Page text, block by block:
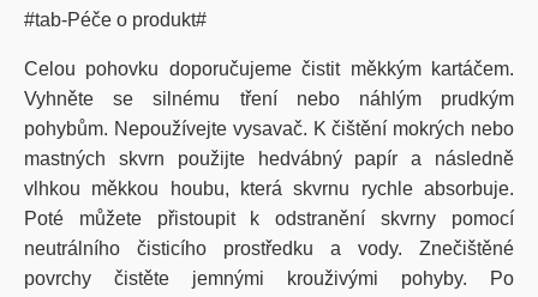
#tab-Péče o produkt#
Celou pohovku doporučujeme čistit měkkým kartáčem.
Vyhněte se silnému tření nebo náhlým prudkým
pohybům. Nepoužívejte vysavač. K čištění mokrých nebo
mastných skvrn použijte hedvábný papír a následně
vlhkou měkkou houbu, která skvrnu rychle absorbuje.
Poté můžete přistoupit k odstranění skvrny pomocí
neutrálního čisticího prostředku a vody. Znečištěné
povrchy čistěte jemnými krouživými pohyby. Po